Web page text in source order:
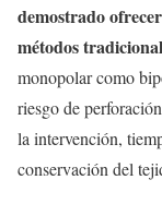
demostrado
métodos
monopolar como
riesgo de
la intervención,
conservación del